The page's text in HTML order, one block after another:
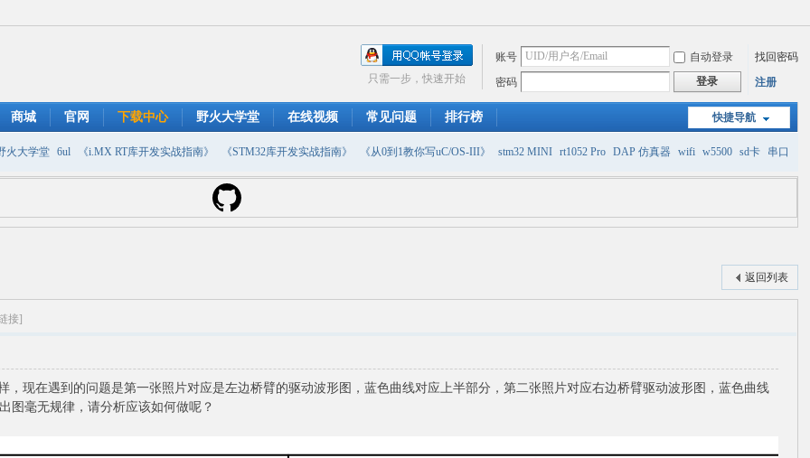
账号 自动登录
找回密码
密码
登录 注册
只需一步，快速开始
快捷导航
商城 官网 下载中心 野火大学堂 在线视频 常见问题 排行榜
火大学堂 6ul 《i.MX RT库开发实战指南》 《STM32库开发实战指南》 《从0到1教你写uC/OS-III》 stm32 MINI rt1052 Pro DAP 仿真器 wifi w5500 sd卡 串口
USB
返回列表
接]
，现在遇到的问题是第一张照片对应是左边桥臂的驱动波形图，蓝色曲线对应上半部分，第二张照片对应右边桥臂驱动波形图，蓝色曲线
图毫无规律，请分析应该如何做呢？